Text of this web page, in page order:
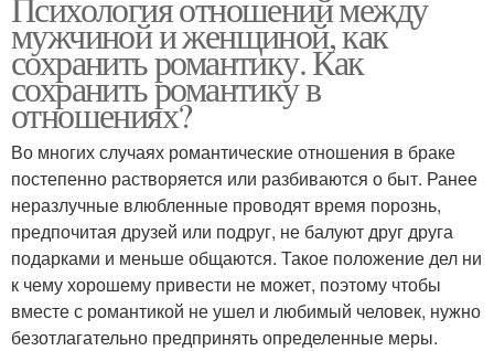
мужчиной и женщиной, как
сохранить романтику. Как
сохранить романтику в
отношениях?
Во многих случаях романтические отношения в браке
постепенно растворяется или разбиваются о быт. Ранее
неразлучные влюбленные проводят время порознь,
предпочитая друзей или подруг, не балуют друг друга
подарками и меньше общаются. Такое положение дел ни
к чему хорошему привести не может, поэтому чтобы
вместе с романтикой не ушел и любимый человек, нужно
безотлагательно предпринять определенные меры.